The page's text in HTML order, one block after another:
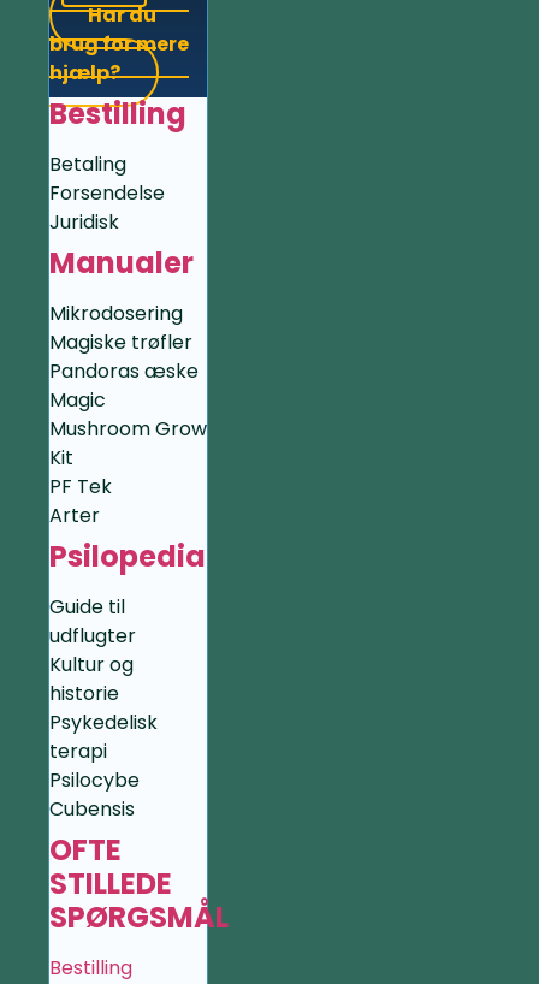
Har du
brug for mere
hjælp?
Bestilling
Betaling
Forsendelse
Juridisk
Manualer
Mikrodosering
Magiske trøfler
Pandoras æske
Magic
Mushroom Grow
Kit
PF Tek
Arter
Psilopedia
Guide til
udflugter
Kultur og
historie
Psykedelisk
terapi
Psilocybe
Cubensis
OFTE
STILLEDE
SPØRGSMÅL
Bestilling